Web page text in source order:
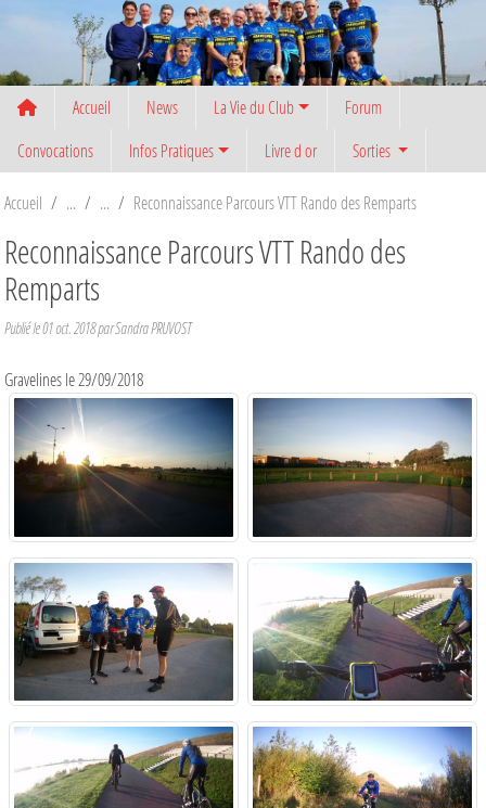
Accueil News La Vie du Club
Forum
Convocations
Infos Pratiques Livre d or Sorties
Accueil Reconnaissance Parcours VTT Rando des Remparts
Reconnaissance Parcours VTT Rando des
Remparts
Publié le01 oct. 2018parSandra PRUVOST
Gravelines le 29/09/2018
Panneau de gestion des cookies